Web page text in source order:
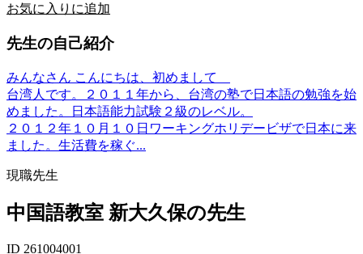
お気に入りに追加
先生の自己紹介
みんなさん こんにちは、初めまして
台湾人です。２０１１年から、台湾の塾で日本語の勉強を始
めました。日本語能力試験２級のレベル。
２０１２年１０月１０日ワーキングホリデービザで日本に来
ました。生活費を稼ぐ...
現職先生
中国語教室 新大久保の先生
ID 261004001